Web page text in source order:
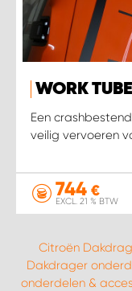
WORK
Een
veilig vervoeren
744 €
EXCL. 21 % BTW
Citroën
Dakdrager
onderdelen &